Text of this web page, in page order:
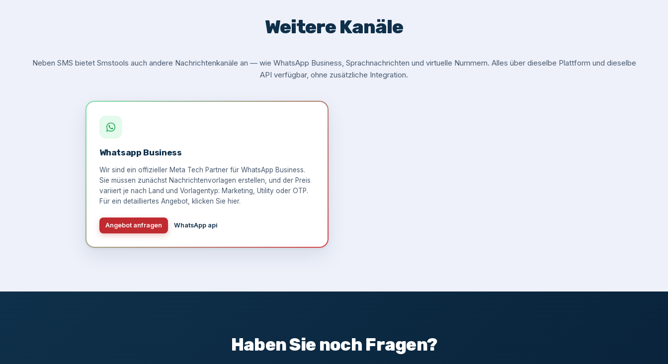
Weitere Kanäle
Neben SMS bietet Smstools auch andere Nachrichtenkanäle an — wie WhatsApp Business, Sprachnachrichten und virtuelle Nummern. Alles über dieselbe Plattform und dieselbe
API verfügbar, ohne zusätzliche Integration.
Whatsapp Business
Wir sind ein offizieller Meta Tech Partner für WhatsApp Business.
Sie müssen zunächst Nachrichtenvorlagen erstellen, und der Preis
variiert je nach Land und Vorlagentyp: Marketing, Utility oder OTP.
Für ein detailliertes Angebot, klicken Sie hier.
Angebot anfragen WhatsApp api
Haben Sie noch Fragen?